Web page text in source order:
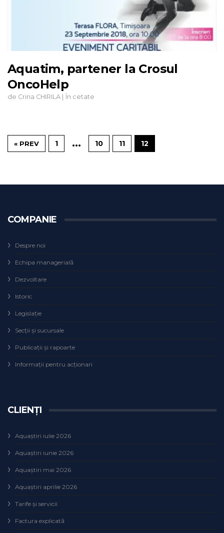
Aquatim, partener la Crosul
OncoHelp
de Crina CHIRILA | În cetate
« PREV 1 … 10 11 12
COMPANIE
Despre noi
Echipa managerială
Dezvoltare
Istoric
Legislaţie
Secţii şi sucursale
Publicații și rapoarte
Informații pentru acționari
CLIENȚI
Aquaștiri iulie 2026
Aquaștiri iunie 2026
Aquaștiri mai 2026
Aquaștiri aprilie 2026
Tarife și servicii
Factura explicată